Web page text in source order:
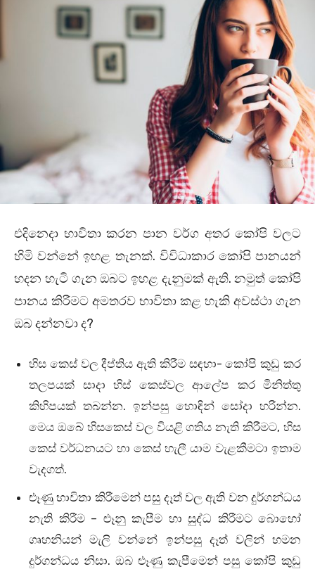
එදිනෙදා භාවිතා කරන පාන වර්ග අතර කෝපි වලට
හිමි වන්නේ ඉහළ තැනක්. විවිධාකාර කෝපි පානයන්
හදන හැටි ගැන ඔබට ඉහළ දැනුමක් ඇති. නමුත් කෝපි
පානය කිරීමට අමතරව භාවිතා කළ හැකි අවස්ථා ගැන
ඔබ දන්නවා ද?
හිස කෙස් වල දීප්තිය ඇති කිරීම සඳහා- කෝපි කුඩු කර
තලපයක් සාදා හිස් කෙස්වල ආලේප කර මිනිත්තු
කිහිපයක් තබන්න. ඉන්පසු හොඳින් සෝදා හරින්න.
මෙය ඔබේ හිසකෙස් වල වියළි ගතිය නැති කිරීමට, හිස
කෙස් වර්ධනයට හා කෙස් හැලී යාම වැළකීමටා ඉතාම
වැදගත්.
ළූණු භාවිතා කිරීමෙන් පසු දෑත් වල ඇති වන දුර්ගන්ධය
නැති කිරීම – ළූනු කැපීම හා සුද්ධ කිරීමට බොහෝ
ගෘහනියන් මැලි වන්නේ ඉන්පසු දෑත් වලින් හමන
දුර්ගන්ධය නිසා. ඔබ ළූණු කැපීමෙන් පසු කෝපි කුඩු